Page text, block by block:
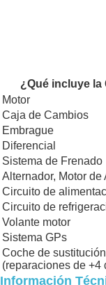
¿Qué incluye la
Motor
Caja de Cambios
Embrague
Diferencial
Sistema de Frenado
Alternador, Motor de
Circuito de
Circuito de
Volante motor
Sistema GPs
Coche de sustitución
(reparaciones de +4
Información